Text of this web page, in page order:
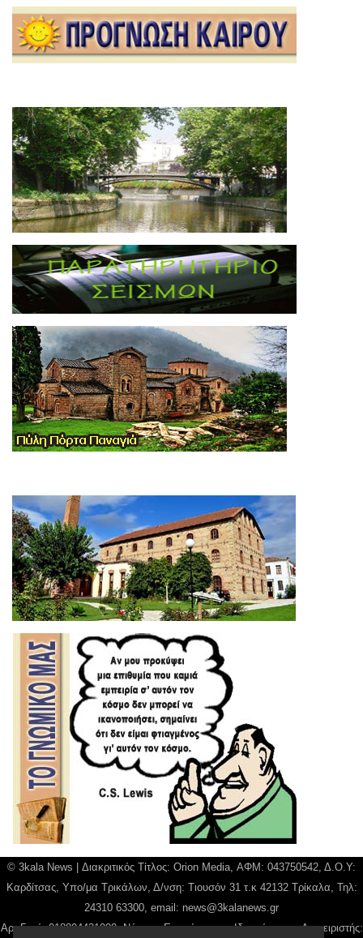
© 3kala News | Διακριτικός Τίτλος: Orion Media, ΑΦΜ: 043750542, Δ.Ο.Υ:
Καρδίτσας, Υπο/μα Τρικάλων, Δ/νση: Τιουσόν 31 τ.κ 42132 Τρίκαλα, Τηλ:
24310 63300, email: news@3kalanews.gr
Αρ. Γεμή: 018804431000, Νόμιμος Εκπρόσωπος, Ιδιοκτήτης και Διαχειριστής: